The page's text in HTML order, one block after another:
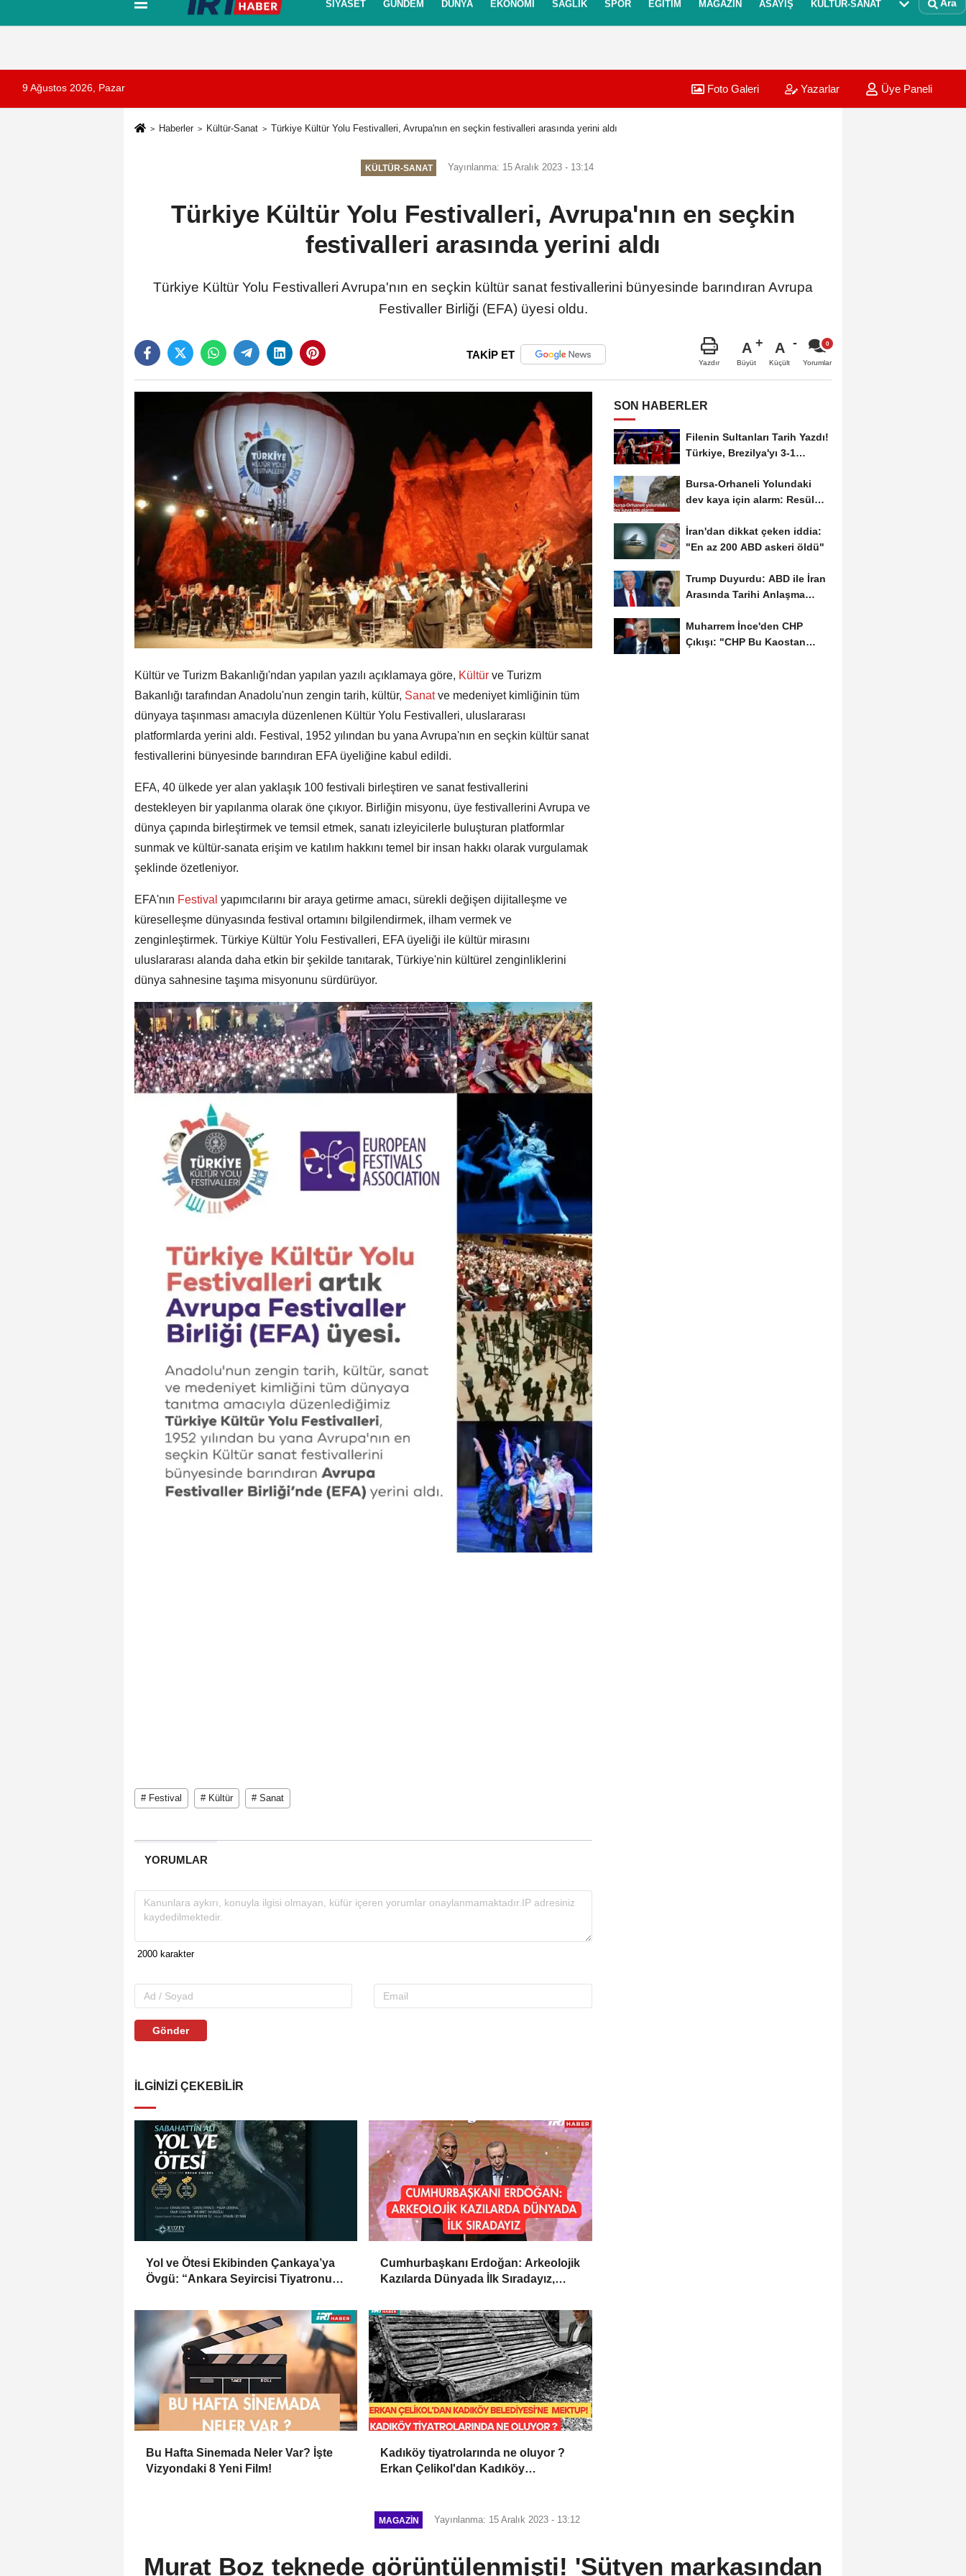
Künye İletişim
SIYASET GÜNDEM DÜNYA EKONOMI SAĞLIK SPOR EĞITIM MAGAZIN ASAYIŞ KÜLTÜR-SANAT Ara
9 Ağustos 2026, Pazar Foto Galeri Yazarlar Üye Paneli
Haberler Kültür-Sanat Türkiye Kültür Yolu Festivalleri, Avrupa'nın en seçkin festivalleri arasında yerini aldı
KÜLTÜR-SANAT Yayınlanma: 15 Aralık 2023 - 13:14
Türkiye Kültür Yolu Festivalleri, Avrupa'nın en seçkin
festivalleri arasında yerini aldı
Türkiye Kültür Yolu Festivalleri Avrupa'nın en seçkin kültür sanat festivallerini bünyesinde barındıran Avrupa
Festivaller Birliği (EFA) üyesi oldu.
TAKİP ET
Yazdır
A
Büyüt
A
Küçült Yorumlar
Kültür ve Turizm Bakanlığı'ndan yapılan yazılı açıklamaya göre, Kültür ve Turizm
Bakanlığı tarafından Anadolu'nun zengin tarih, kültür, Sanatve medeniyet kimliğinin tüm
dünyaya taşınması amacıyla düzenlenen Kültür Yolu Festivalleri, uluslararası
platformlarda yerini aldı. Festival, 1952 yılından bu yana Avrupa'nın en seçkin kültür sanat
festivallerini bünyesinde barındıran EFA üyeliğine kabul edildi.
EFA, 40 ülkede yer alan yaklaşık 100 festivali birleştiren ve sanat festivallerini
destekleyen bir yapılanma olarak öne çıkıyor. Birliğin misyonu, üye festivallerini Avrupa ve
dünya çapında birleştirmek ve temsil etmek, sanatı izleyicilerle buluşturan platformlar
sunmak ve kültür-sanata erişim ve katılım hakkını temel bir insan hakkı olarak vurgulamak
şeklinde özetleniyor.
EFA'nın Festival yapımcılarını bir araya getirme amacı, sürekli değişen dijitalleşme ve
küreselleşme dünyasında festival ortamını bilgilendirmek, ilham vermek ve
zenginleştirmek. Türkiye Kültür Yolu Festivalleri, EFA üyeliği ile kültür mirasını
uluslararası alanda daha etkin bir şekilde tanıtarak, Türkiye'nin kültürel zenginliklerini
dünya sahnesine taşıma misyonunu sürdürüyor.
# Festival # Kültür # Sanat
YORUMLAR
Gönder
İLGINIZI ÇEKEBILIR
Yol ve Ötesi Ekibinden Çankaya’ya
Övgü: “Ankara Seyircisi Tiyatronun
Cumhurbaşkanı Erdoğan: Arkeolojik
Kazılarda Dünyada İlk Sıradayız,
Bu Hafta Sinemada Neler Var? İşte
Vizyondaki 8 Yeni Film!
Kadıköy tiyatrolarında ne oluyor ?
Erkan Çelikol'dan Kadıköy
SON HABERLER
Filenin Sultanları Tarih Yazdı!
Türkiye, Brezilya'yı 3-1
Bursa-Orhaneli Yolundaki
dev kaya için alarm: Resül
İran'dan dikkat çeken iddia:
"En az 200 ABD askeri öldü"
Trump Duyurdu: ABD ile İran
Arasında Tarihi Anlaşma
Muharrem İnce'den CHP
Çıkışı: "CHP Bu Kaostan
MAGAZIN Yayınlanma: 15 Aralık 2023 - 13:12
Murat Boz teknede görüntülenmişti! 'Sütyen markasından